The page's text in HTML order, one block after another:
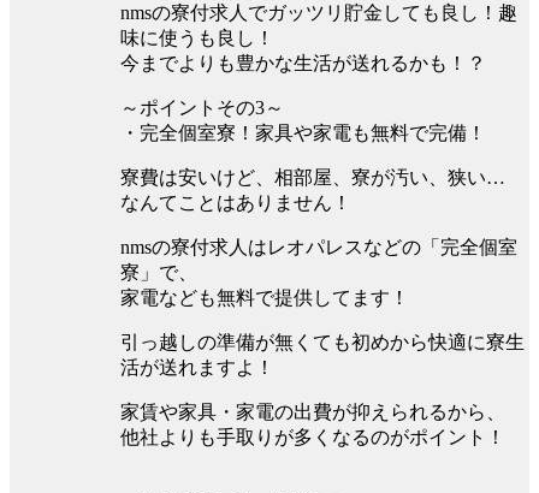
nmsの寮付求人でガッツリ貯金しても良し！趣
味に使うも良し！
今までよりも豊かな生活が送れるかも！？
～ポイントその3～
・完全個室寮！家具や家電も無料で完備！
寮費は安いけど、相部屋、寮が汚い、狭い…
なんてことはありません！
nmsの寮付求人はレオパレスなどの「完全個室
寮」で、
家電なども無料で提供してます！
引っ越しの準備が無くても初めから快適に寮生
活が送れますよ！
家賃や家具・家電の出費が抑えられるから、
他社よりも手取りが多くなるのがポイント！